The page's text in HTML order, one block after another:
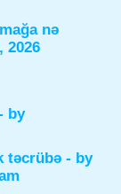
nə
2026
by
təcrübə - by